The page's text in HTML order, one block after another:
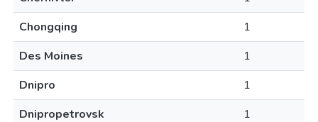
Chongqing
1
Des Moines
1
Dnipro
1
Dnipropetrovsk
1